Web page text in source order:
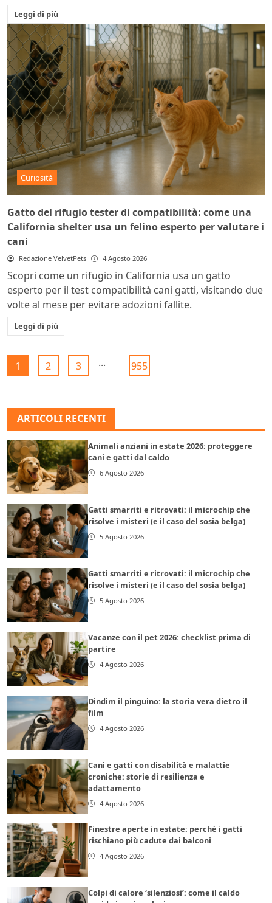
Leggi di più
Curiosità
Gatto del rifugio tester di compatibilità: come una
California shelter usa un felino esperto per valutare i
cani
Redazione VelvetPets 4 Agosto 2026
Scopri come un rifugio in California usa un gatto
esperto per il test compatibilità cani gatti, visitando due
volte al mese per evitare adozioni fallite.
Leggi di più
1 2 3 ... 955
ARTICOLI RECENTI
Animali anziani in estate 2026: proteggere
cani e gatti dal caldo
6 Agosto 2026
Gatti smarriti e ritrovati: il microchip che
risolve i misteri (e il caso del sosia belga)
5 Agosto 2026
Gatti smarriti e ritrovati: il microchip che
risolve i misteri (e il caso del sosia belga)
5 Agosto 2026
Vacanze con il pet 2026: checklist prima di
partire
4 Agosto 2026
Dindim il pinguino: la storia vera dietro il
film
4 Agosto 2026
Cani e gatti con disabilità e malattie
croniche: storie di resilienza e
adattamento
4 Agosto 2026
Finestre aperte in estate: perché i gatti
rischiano più cadute dai balconi
4 Agosto 2026
Colpi di calore ‘silenziosi’: come il caldo